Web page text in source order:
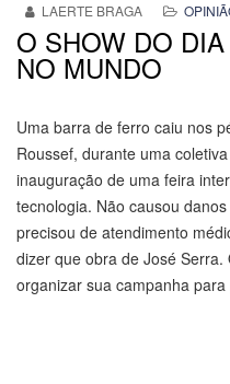
LAERTE BRAGA
O SHOW DO
NO MUNDO
Uma barra de ferro caiu nos
Roussef, durante uma
inauguração de uma feira
tecnologia. Não causou
precisou de atendimento
dizer que obra de José
organizar sua campanha